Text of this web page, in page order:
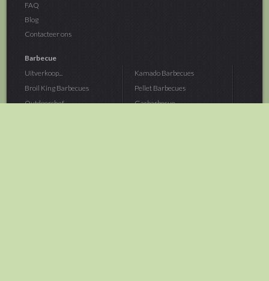
FAQ
Blog
Contacteer ons
Barbecue
Uitverkoop...
Broil King Barbecues
Outdoorchef...
Kamado Barbecues
Pellet Barbecues
Gasbarbecue